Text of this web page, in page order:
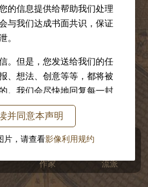
作家 流派
宋 张择端清明上河图卷
的信息提供给帮助我们处理
与我们达成书面共识，保证
。
。但是，您发送给我们的任
、想法、创意等等，都将被
。我们会尽快地回复每一封
的来信和电子邮件地址会有
部门。故宫博物院的各个专
档部分信息。
并同意本声明
片，请查看影像利用规约